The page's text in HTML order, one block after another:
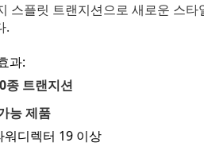
스플릿 트랜지션으로 새로운 스
.
과:
종 트랜지션
능 제품
워디렉터 19 이상